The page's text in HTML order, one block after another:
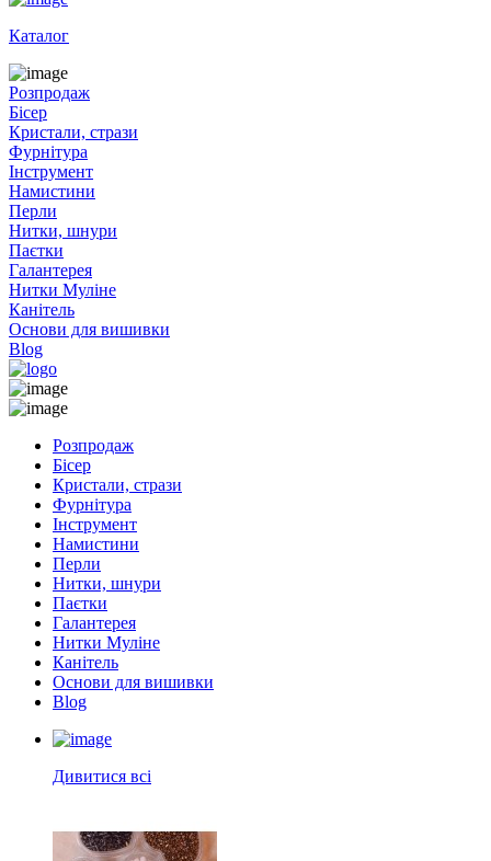
Каталог
Розпродаж
Бісер
Кристали, стрази
Фурнітура
Інструмент
Намистини
Перли
Нитки, шнури
Паєтки
Галантерея
Нитки Муліне
Канітель
Основи для вишивки
Blog
Розпродаж
Бісер
Кристали, стрази
Фурнітура
Інструмент
Намистини
Перли
Нитки, шнури
Паєтки
Галантерея
Нитки Муліне
Канітель
Основи для вишивки
Blog
Дивитися всі